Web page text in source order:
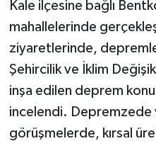
Kale ilçesine bağlı
mahallelerinde
ziyaretlerinde,
Şehircilik ve İklim
inşa edilen deprem
incelendi. Depremzede
görüşmelerde, kırsal